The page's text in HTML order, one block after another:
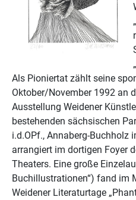
Als Pioniertat zählt seine
Oktober/November 1992 an
Ausstellung Weidener
bestehenden sächsischen
i.d.OPf., Annaberg-Buchholz
arrangiert im dortigen Foyer
Theaters. Eine große
Buchillustrationen“) fand im
Weidener Literaturtage